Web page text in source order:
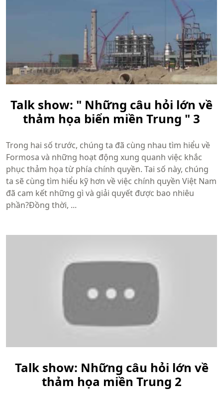
Talk show: " Những câu hỏi lớn về
thảm họa biển miền Trung " 3
Trong hai số trước, chúng ta đã cùng nhau tìm hiểu về
Formosa và những hoạt động xung quanh việc khắc
phục thảm họa từ phía chính quyền. Tai số này, chúng
ta sẽ cùng tìm hiểu kỹ hơn về việc chính quyền Việt Nam
đã cam kết những gì và giải quyết được bao nhiêu
phần?Đồng thời, ...
Talk show: Những câu hỏi lớn về
thảm họa miền Trung 2